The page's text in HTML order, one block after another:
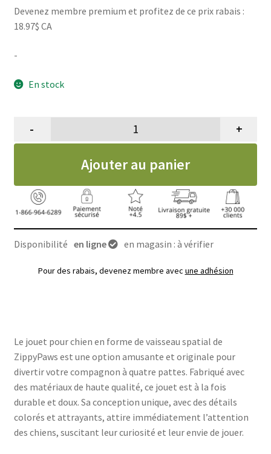
Devenez membre premium et profitez de ce prix rabais :
18.97$ CA
-
En stock
quantité de Peluche Zippy Paws
- +
Ajouter au panier
Disponibilité en ligne en magasin : à vérifier
Pour des rabais, devenez membre avec une adhésion
Le jouet pour chien en forme de vaisseau spatial de
ZippyPaws est une option amusante et originale pour
divertir votre compagnon à quatre pattes. Fabriqué avec
des matériaux de haute qualité, ce jouet est à la fois
durable et doux. Sa conception unique, avec des détails
colorés et attrayants, attire immédiatement l’attention
des chiens, suscitant leur curiosité et leur envie de jouer.